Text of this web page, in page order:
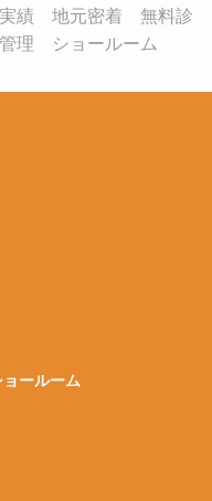
績 地元密着 無料診
理 ショールーム
ールーム